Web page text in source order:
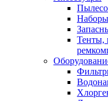
Тенты,